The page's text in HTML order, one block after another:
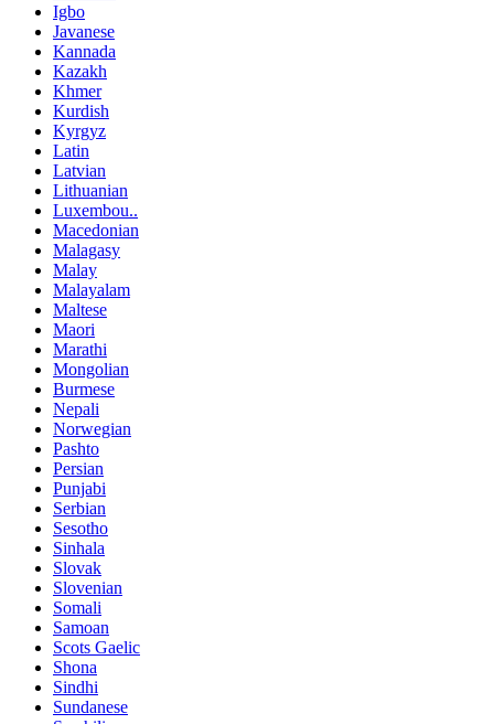
Igbo
Javanese
Kannada
Kazakh
Khmer
Kurdish
Kyrgyz
Latin
Latvian
Lithuanian
Luxembou..
Macedonian
Malagasy
Malay
Malayalam
Maltese
Maori
Marathi
Mongolian
Burmese
Nepali
Norwegian
Pashto
Persian
Punjabi
Serbian
Sesotho
Sinhala
Slovak
Slovenian
Somali
Samoan
Scots Gaelic
Shona
Sindhi
Sundanese